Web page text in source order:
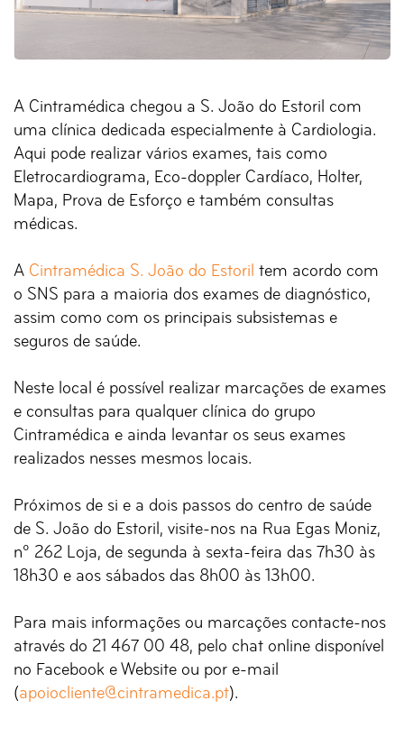
A Cintramédica chegou a S. João do Estoril com
uma clínica dedicada especialmente à Cardiologia.
Aqui pode realizar vários exames, tais como
Eletrocardiograma, Eco-doppler Cardíaco, Holter,
Mapa, Prova de Esforço e também consultas
médicas.
A Cintramédica S. João do Estoril tem acordo com
o SNS para a maioria dos exames de diagnóstico,
assim como com os principais subsistemas e
seguros de saúde.
Neste local é possível realizar marcações de exames
e consultas para qualquer clínica do grupo
Cintramédica e ainda levantar os seus exames
realizados nesses mesmos locais.
Próximos de si e a dois passos do centro de saúde
de S. João do Estoril, visite-nos na Rua Egas Moniz,
nº 262 Loja, de segunda à sexta-feira das 7h30 às
18h30 e aos sábados das 8h00 às 13h00.
Para mais informações ou marcações contacte-nos
através do 21 467 00 48, pelo chat online disponível
no Facebook e Website ou por e-mail
(apoiocliente@cintramedica.pt).